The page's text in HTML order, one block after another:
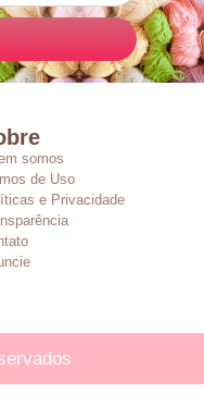
somos
de Uso
e Privacidade